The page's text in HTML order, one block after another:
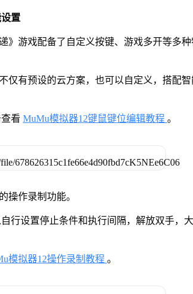
置
》游戏配备了自定义按键、游戏多开等多种
仅有预设的云方案，也可以自定义，搭配智
看 MuMu模拟器12键鼠键位编辑教程 。
操作录制功能。
行设置停止条件和执行间隔，解放双手，
模拟器12操作录制教程 。